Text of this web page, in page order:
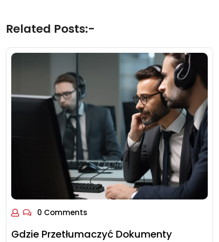
Related Posts:-
0 Comments
Gdzie Przetłumaczyć Dokumenty